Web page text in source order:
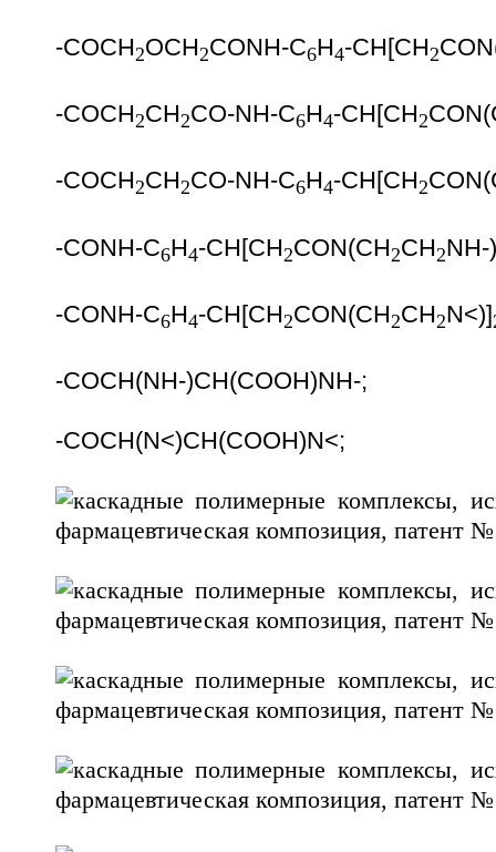
-COCH2OCH2CONH-C6H4-CH[CH2
-COCH2CH2CO-NH-C6H4-CH[CH2
-COCH 2CH 2CO-NH-C6H 4-CH[CH 2
-CONH-C6H4-CH[CH2CON(CH2CH2NH-)
-CONH-C6H4-CH[CH2CON(CH2CH2N<)]
-COCH(NH-)CH(COOH)NH-;
-СOCH(N<)CH(COOH)N<;